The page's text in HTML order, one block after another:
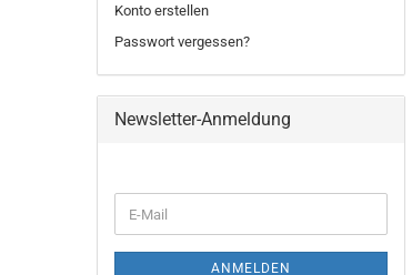
Konto erstellen
Passwort vergessen?
Newsletter-Anmeldung
ZUR
E-
Mail
ANMELDEN